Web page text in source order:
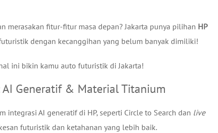
merasakan fitur-fitur masa depan? Jakarta punya pilihan HP
dengan kecanggihan yang belum banyak dimiliki!
ini bikin kamu auto futuristik di Jakarta!
AI Generatif & Material Titanium
integrasi AI generatif di HP, seperti Circle to Search dan live
futuristik dan ketahanan yang lebih baik.